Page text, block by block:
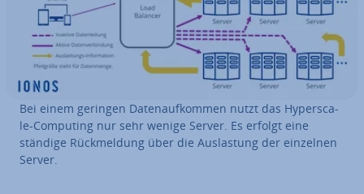
Bei einem geringen Da­ten­auf­kom­men nutzt das Hy­pers­ca­
le-Computing nur sehr wenige Server. Es erfolgt eine
ständige Rück­mel­dung über die Aus­las­tung der einzelnen
Server.